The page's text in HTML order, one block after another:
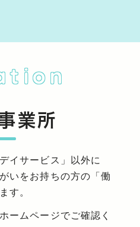
業所
イサービス」以外に
いをお持ちの方の「働
す。
ームページでご確認く